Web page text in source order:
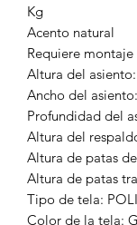
Kg
Acento natural
Requiere montaje
Altura del
Ancho del
Profundidad del
Altura del
Altura de patas
Altura de patas
Tipo de tela:
Color de la tela: